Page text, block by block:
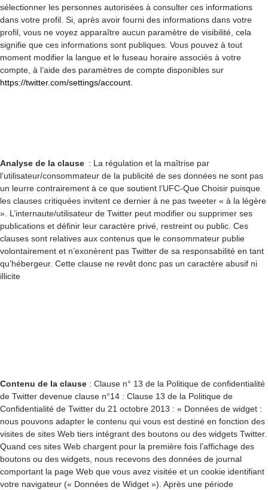
sélectionner les personnes autorisées à consulter ces informations
dans votre profil. Si, après avoir fourni des informations dans votre
profil, vous ne voyez apparaître aucun paramètre de visibilité, cela
signifie que ces informations sont publiques. Vous pouvez à tout
moment modifier la langue et le fuseau horaire associés à votre
compte, à l’aide des paramètres de compte disponibles sur
https://twitter.com/settings/account
Analyse de la clause : La régulation et la maîtrise par
l’utilisateur/consommateur de la publicité de ses données ne sont pas
un leurre contrairement à ce que soutient l’UFC-Que Choisir puisque
les clauses critiquées invitent ce dernier à ne pas tweeter « à la légère
». L’internaute/utilisateur de Twitter peut modifier ou supprimer ses
publications et définir leur caractère privé, restreint ou public. Ces
clauses sont relatives aux contenus que le consommateur publie
volontairement et n’exonèrent pas Twitter de sa responsabilité en tant
qu’hébergeur. Cette clause ne revêt donc pas un caractère abusif ni
illicite
Contenu de la clause : Clause n° 13 de la Politique de confidentialité
de Twitter devenue clause n°14 : Clause 13 de la Politique de
Confidentialité de Twitter du 21 octobre 2013 : « Données de widget :
nous pouvons adapter le contenu qui vous est destiné en fonction des
visites de sites Web tiers intégrant des boutons ou des widgets Twitter.
Quand ces sites Web chargent pour la première fois l’affichage des
boutons ou des widgets, nous recevons des données de journal
comportant la page Web que vous avez visitée et un cookie identifiant
votre navigateur (« Données de Widget »). Après une période